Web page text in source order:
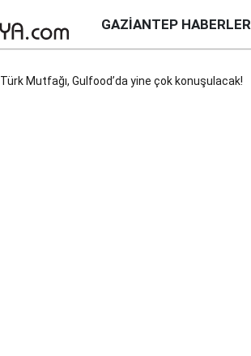
GAZIANTEP HABERLER
Türk Mutfağı, Gulfood’da yine çok konuşulacak!